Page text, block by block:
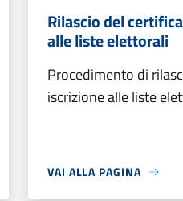
Rilascio del
alle liste elettorali
Procedimento di
iscrizione alle liste
VAI ALLA PAGINA